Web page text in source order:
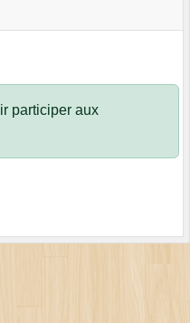
participer aux